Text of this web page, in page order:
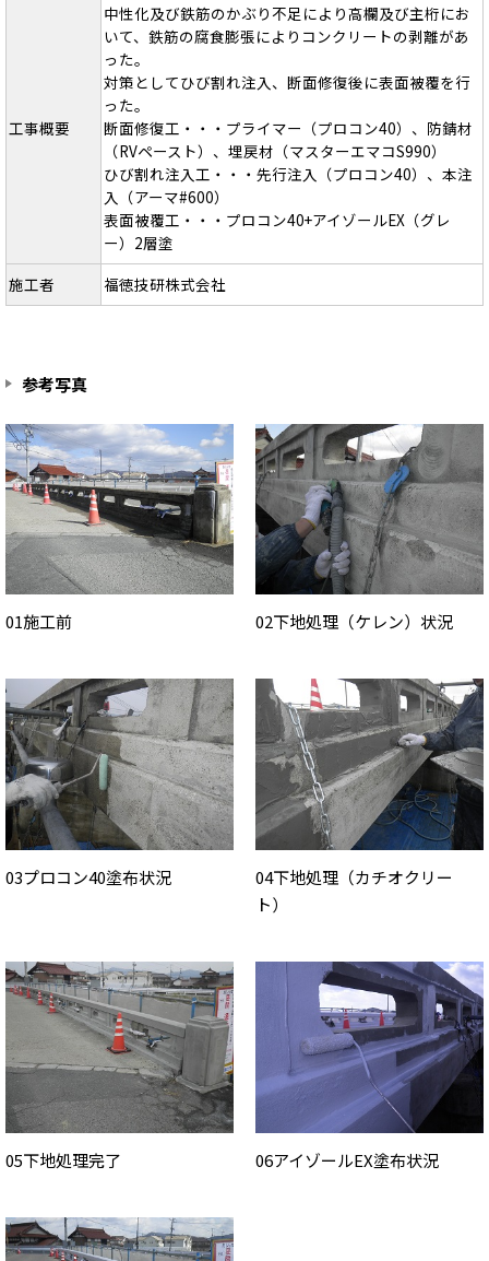
工事概要
中性化及び鉄筋のかぶり不足により高欄及び主桁にお
いて、鉄筋の腐食膨張によりコンクリートの剥離があ
った。
対策としてひび割れ注入、断面修復後に表面被覆を行
った。
断面修復工・・・プライマー（プロコン40）、防錆材
（RVペースト）、埋戻材（マスターエマコS990）
ひび割れ注入工・・・先行注入（プロコン40）、本注
入（アーマ#600）
表面被覆工・・・プロコン40+アイゾールEX（グレ
ー）2層塗
施工者
福徳技研株式会社
参考写真
01施工前 02下地処理（ケレン）状況
03プロコン40塗布状況
04下地処理（カチオクリー
ト）
05下地処理完了 06アイゾールEX塗布状況